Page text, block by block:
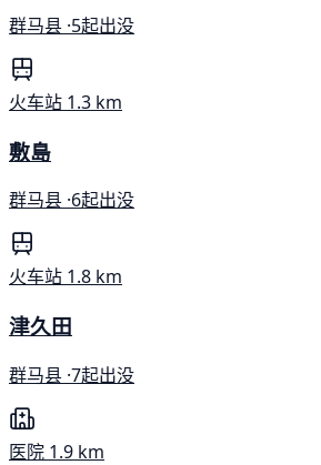
群马县 ·5起出没
火车站 1.3 km
敷島
群马县 ·6起出没
火车站 1.8 km
津久田
群马县 ·7起出没
医院 1.9 km